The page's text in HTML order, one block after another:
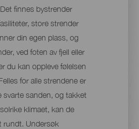
finnes bystrender
store strender
din egen plass, og
ved foten av fjell eller
du kan oppleve følelsen
for alle strendene er
svarte sanden, og takket
klimaet, kan de
rundt. Undersøk